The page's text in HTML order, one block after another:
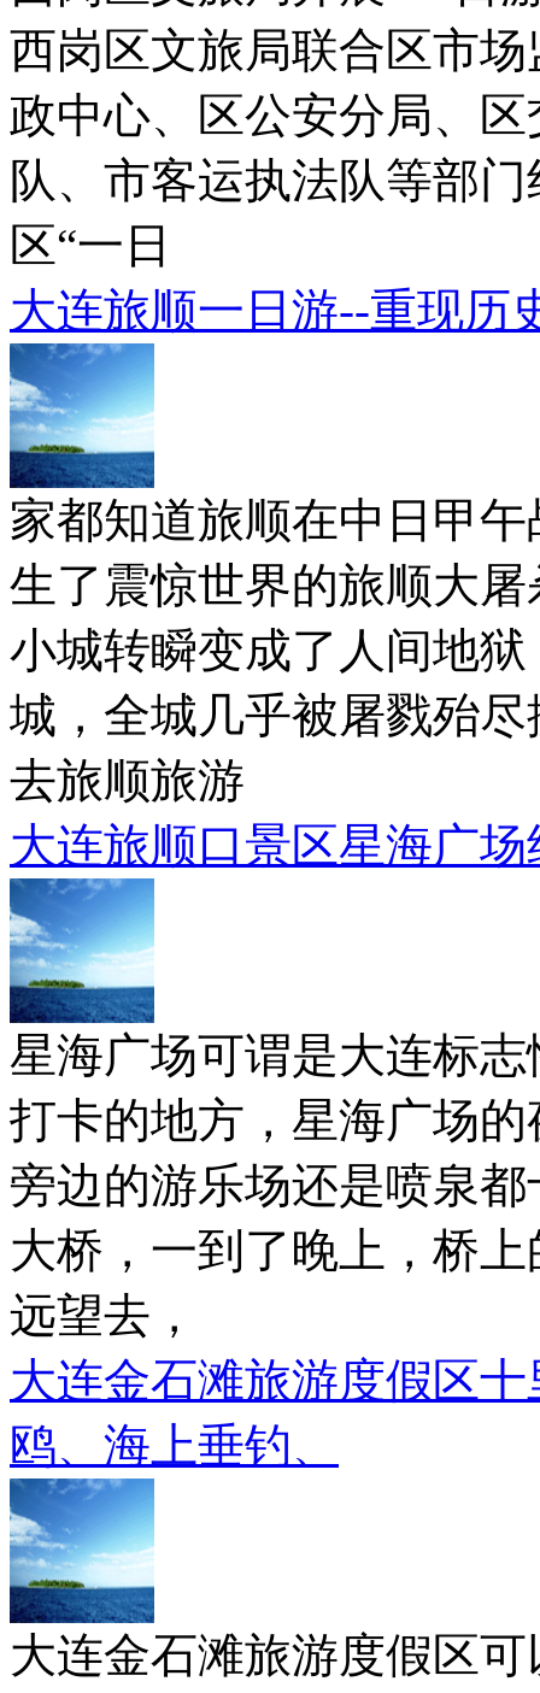
西岗区文旅局联合区市
政中心、区公安分局、
队、市客运执法队等部
区“一日
大连旅顺一日游--重现历
家都知道旅顺在中日甲
生了震惊世界的旅顺大
小城转瞬变成了人间地
城，全城几乎被屠戮殆
去旅顺旅游
大连旅顺口景区星海广
星海广场可谓是大连标
打卡的地方，星海广场
旁边的游乐场还是喷泉
大桥，一到了晚上，桥
远望去，
大连金石滩旅游度假区
鸥、海上垂钓、
大连金石滩旅游度假区